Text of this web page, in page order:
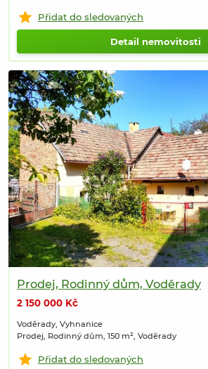
Přidat do sledovaných
Detail nemovitosti
Prodej, Rodinný dům, Voděrady
2 150 000 Kč
Voděrady, Vyhnanice
Prodej, Rodinný dům, 150 m², Voděrady
Přidat do sledovaných